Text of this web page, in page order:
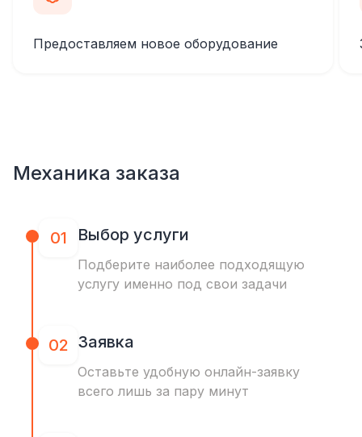
Предоставляем новое оборудование
Механика заказа
01 Выбор услуги
Подберите наиболее подходящую
услугу именно под свои задачи
02 Заявка
Оставьте удобную онлайн-заявку
всего лишь за пару минут